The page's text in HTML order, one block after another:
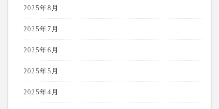
2025年8月
2025年7月
2025年6月
2025年5月
2025年4月